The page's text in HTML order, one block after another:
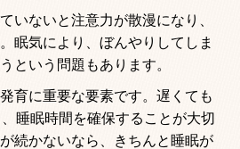
いないと注意力が散漫になり、
眠気により、ぼんやりしてしま
という問題もあります。
育に重要な要素です。遅くても
睡眠時間を確保することが大切
続かないなら、きちんと睡眠が